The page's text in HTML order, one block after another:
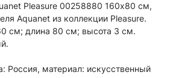
Pleasure 00258880 160х80 см,
Aquanet из коллекции Pleasure.
см; длина 80 см; высота 3 см.
Россия, материал: искусственный